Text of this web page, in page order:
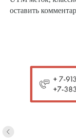
оставить